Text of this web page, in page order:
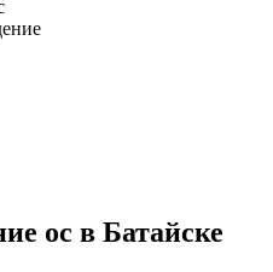
ос в Батайске